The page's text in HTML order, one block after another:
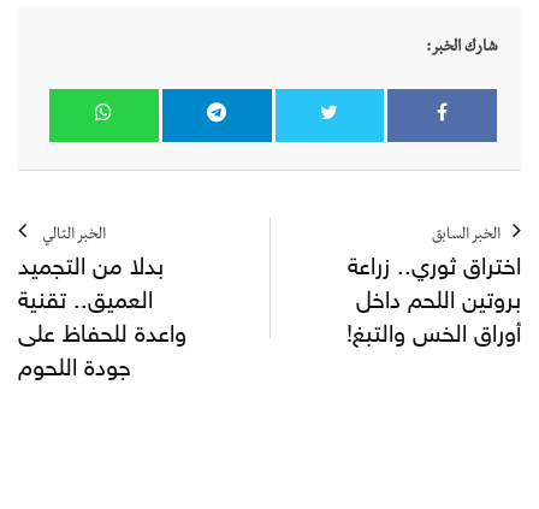
شارك الخبر:
الخبر السابق
اختراق ثوري.. زراعة
بروتين اللحم داخل
أوراق الخس والتبغ!
الخبر التالي
بدلا من التجميد
العميق.. تقنية
واعدة للحفاظ على
جودة اللحوم